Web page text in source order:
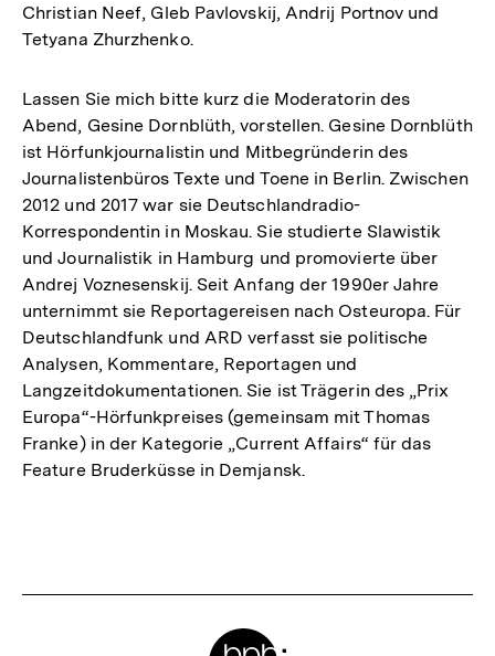
Christian Neef, Gleb Pavlovskij, Andrij Portnov und
Tetyana Zhurzhenko.
Lassen Sie mich bitte kurz die Moderatorin des
Abend, Gesine Dornblüth, vorstellen. Gesine Dornblüth
ist Hörfunkjournalistin und Mitbegründerin des
Journalistenbüros Texte und Toene in Berlin. Zwischen
2012 und 2017 war sie Deutschlandradio-
Korrespondentin in Moskau. Sie studierte Slawistik
und Journalistik in Hamburg und promovierte über
Andrej Voznesenskij. Seit Anfang der 1990er Jahre
unternimmt sie Reportagereisen nach Osteuropa. Für
Deutschlandfunk und ARD verfasst sie politische
Analysen, Kommentare, Reportagen und
Langzeitdokumentationen. Sie ist Trägerin des „Prix
Europa“-Hörfunkpreises (gemeinsam mit Thomas
Franke) in der Kategorie „Current Affairs“ für das
Feature Bruderküsse in Demjansk.